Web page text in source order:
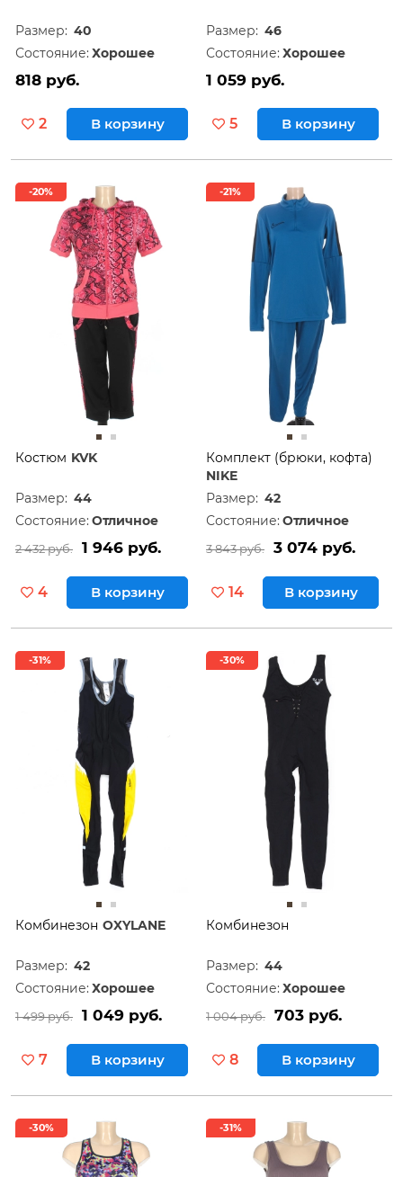
Размер: 40
Состояние: Хорошее
818 руб.
2 В корзину
Размер: 46
Состояние: Хорошее
1 059 руб.
5 В корзину
-20%
Костюм KVK
Размер: 44
Состояние: Отличное
2 432 руб. 1 946 руб.
4 В корзину
-21%
Комплект (брюки, кофта)
NIKE
Размер: 42
Состояние: Отличное
3 843 руб. 3 074 руб.
14 В корзину
-31%
Комбинезон OXYLANE
Размер: 42
Состояние: Хорошее
1 499 руб. 1 049 руб.
7 В корзину
-30%
Комбинезон
Размер: 44
Состояние: Хорошее
1 004 руб. 703 руб.
8 В корзину
-30% -31%